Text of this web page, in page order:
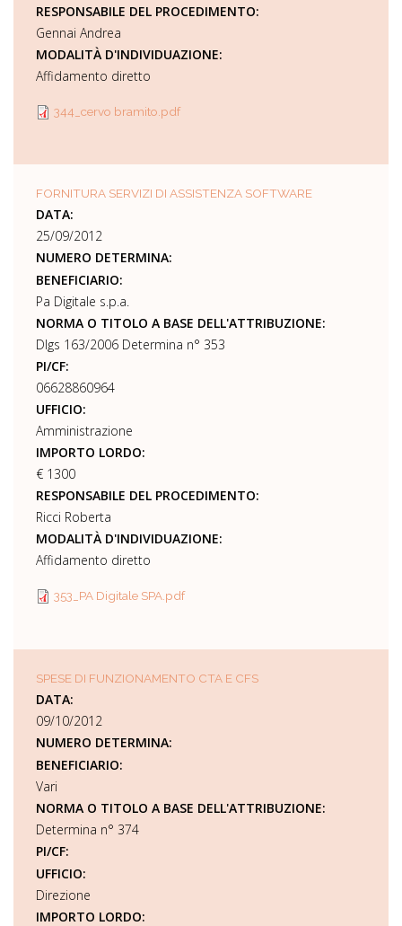
RESPONSABILE DEL PROCEDIMENTO:
Gennai Andrea
MODALITÀ D'INDIVIDUAZIONE:
Affidamento diretto
344_cervo bramito.pdf
FORNITURA SERVIZI DI ASSISTENZA SOFTWARE
DATA:
25/09/2012
NUMERO DETERMINA:
BENEFICIARIO:
Pa Digitale s.p.a.
NORMA O TITOLO A BASE DELL'ATTRIBUZIONE:
Dlgs 163/2006 Determina n° 353
PI/CF:
06628860964
UFFICIO:
Amministrazione
IMPORTO LORDO:
€ 1300
RESPONSABILE DEL PROCEDIMENTO:
Ricci Roberta
MODALITÀ D'INDIVIDUAZIONE:
Affidamento diretto
353_PA Digitale SPA.pdf
SPESE DI FUNZIONAMENTO CTA E CFS
DATA:
09/10/2012
NUMERO DETERMINA:
BENEFICIARIO:
Vari
NORMA O TITOLO A BASE DELL'ATTRIBUZIONE:
Determina n° 374
PI/CF:
UFFICIO:
Direzione
IMPORTO LORDO: